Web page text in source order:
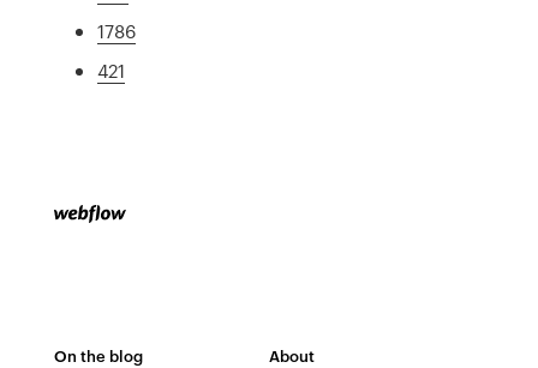
1786
421
On the blog About